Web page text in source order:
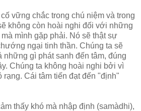
vững chắc trong chú niệm và trong
không còn hoài nghi đối với những
mình gặp phải. Nó sẽ thật sự
ngại tinh thần. Chúng ta sẽ
những gì phát sanh đến tâm, đúng
Chúng ta không hoài nghi bởi vì
rạng. Cái tâm tiến đạt đến "định"
thấy khó mà nhập định (samàdhi),